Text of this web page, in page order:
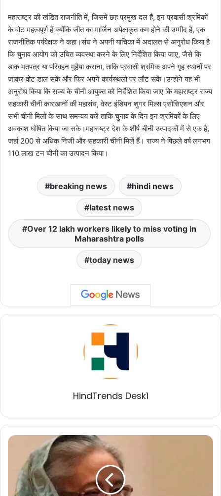
महाराष्ट्र की खंडित राजनीति में, जिसमें छह प्रमुख दल हैं, इन प्रवासी श्रमिकों
के वोट महत्वपूर्ण हैं क्योंकि जीत का मार्जिन अपेक्षाकृत कम होने की उम्मीद है, एक
राजनीतिक पर्यवेक्षक ने कहा।संघ ने अपनी याचिका में अदालत से अनुरोध किया है
कि चुनाव आयोग को उचित व्यवस्था करने के लिए निर्देशित किया जाए, जैसे कि
डाक मतपत्र या परिवहन मुहैया कराना, ताकि प्रवासी श्रमिक अपने गृह स्थानों पर
जाकर वोट डाल सकें और फिर अपने कार्यस्थलों पर लौट सकें।उन्होंने यह भी
अनुरोध किया कि राज्य के चीनी आयुक्त को निर्देशित किया जाए कि महाराष्ट्र राज्य
सहकारी चीनी कारखानों की महासंघ, वेस्ट इंडियन शुगर मिल्स एसोसिएशन और
सभी चीनी मिलों के साथ समन्वय करें ताकि चुनाव के दिन इन श्रमिकों के लिए
अवकाश घोषित किया जा सके।महाराष्ट्र देश के शीर्ष चीनी उत्पादकों में से एक है,
जहां 200 से अधिक निजी और सहकारी चीनी मिलें हैं। राज्य ने पिछले वर्ष लगभग
110 लाख टन चीनी का उत्पादन किया।
breaking news hindi news
latest news
Over 12 lakh workers likely to miss voting in
Maharashtra polls
today news
HindTrends Desk1
बांग्लादेश
कट्टरपंथ
लेकर